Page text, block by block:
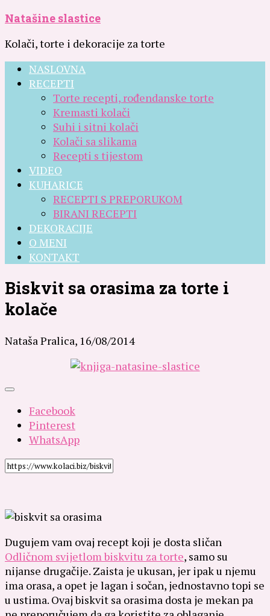
Natašine slastice
Kolači, torte i dekoracije za torte
NASLOVNA
RECEPTI
Torte recepti, rođendanske torte
Kremasti kolači
Suhi i sitni kolači
Kolači sa slikama
Recepti s tijestom
VIDEO
KUHARICE
RECEPTI S PREPORUKOM
BIRANI RECEPTI
DEKORACIJE
O MENI
KONTAKT
Biskvit sa orasima za torte i
kolače
Nataša Pralica, 16/08/2014
Facebook
Pinterest
WhatsApp
Dugujem vam ovaj recept koji je dosta sličan
Odličnom svijetlom biskvitu za torte, samo su
nijanse drugačije. Zaista je ukusan, jer ipak u njemu
ima orasa, a opet je lagan i sočan, jednostavno topi se
u ustima. Ovaj biskvit sa orasima dosta je mekan pa